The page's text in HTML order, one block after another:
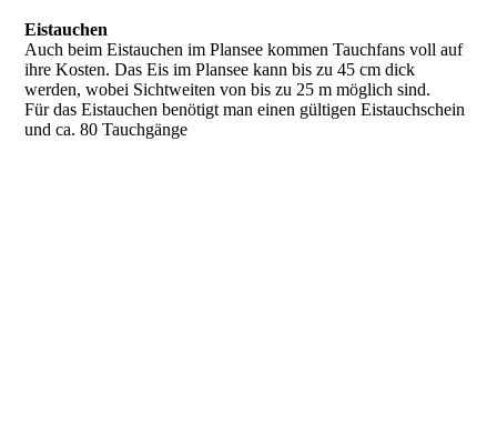
Eistauchen
Auch beim Eistauchen im Plansee kommen Tauchfans voll auf
ihre Kosten. Das Eis im Plansee kann bis zu 45 cm dick
werden, wobei Sichtweiten von bis zu 25 m möglich sind.
Für das Eistauchen benötigt man einen gültigen Eistauchschein
und ca. 80 Tauchgänge